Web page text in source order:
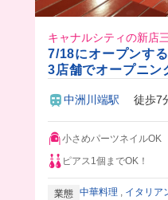
キャナルシティの新店
7/18にオープンす
3店舗でオープニン
舗で働けちゃう✨
中洲川端駅 徒歩7
小さめパーツネイルOK
ピアス1個までOK！
業態 中華料理 , イタリア